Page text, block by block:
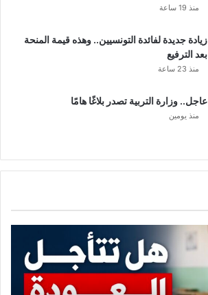
منذ 19 ساعة
زيادة جديدة لفائدة التونسيين.. وهذه قيمة المنحة
بعد الترفيع
منذ 23 ساعة
عاجل.. وزارة التربية تصدر بلاغًا هامًا
منذ يومين